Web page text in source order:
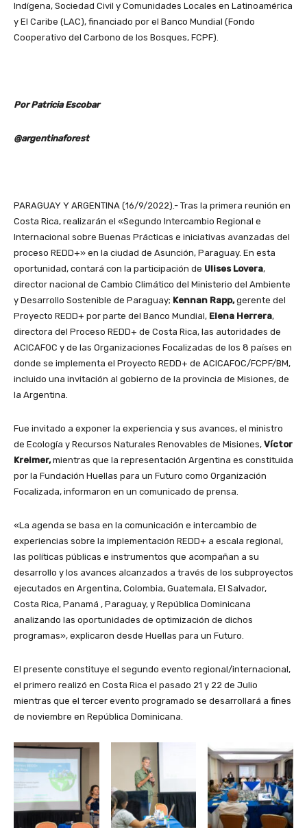
Indígena, Sociedad Civil y Comunidades Locales en Latinoamérica
y El Caribe (LAC), financiado por el Banco Mundial (Fondo
Cooperativo del Carbono de los Bosques, FCPF).
Por Patricia Escobar
@argentinaforest
PARAGUAY Y ARGENTINA (16/9/2022).- Tras la primera reunión en
Costa Rica, realizarán el «Segundo Intercambio Regional e
Internacional sobre Buenas Prácticas e iniciativas avanzadas del
proceso REDD+» en la ciudad de Asunción, Paraguay. En esta
oportunidad, contará con la participación de Ulises Lovera,
director nacional de Cambio Climático del Ministerio del Ambiente
y Desarrollo Sostenible de Paraguay; Kennan Rapp,gerente del
Proyecto REDD+ por parte del Banco Mundial, Elena Herrera,
directora del Proceso REDD+ de Costa Rica, las autoridades de
ACICAFOC y de las Organizaciones Focalizadas de los 8 países en
donde se implementa el Proyecto REDD+ de ACICAFOC/FCPF/BM,
incluido una invitación al gobierno de la provincia de Misiones, de
la Argentina.
Fue invitado a exponer la experiencia y sus avances, el ministro
de Ecología y Recursos Naturales Renovables de Misiones, Víctor
Kreimer,mientras que la representación Argentina es constituida
por la Fundación Huellas para un Futuro como Organización
Focalizada, informaron en un comunicado de prensa.
«La agenda se basa en la comunicación e intercambio de
experiencias sobre la implementación REDD+ a escala regional,
las políticas públicas e instrumentos que acompañan a su
desarrollo y los avances alcanzados a través de los subproyectos
ejecutados en Argentina, Colombia, Guatemala, El Salvador,
Costa Rica, Panamá , Paraguay, y República Dominicana
analizando las oportunidades de optimización de dichos
programas», explicaron desde Huellas para un Futuro.
El presente constituye el segundo evento regional/internacional,
el primero realizó en Costa Rica el pasado 21 y 22 de Julio
mientras que el tercer evento programado se desarrollará a fines
de noviembre en República Dominicana.